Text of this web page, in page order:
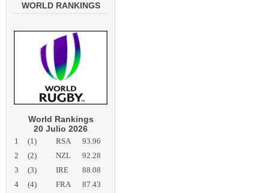
WORLD RANKINGS
World Rankings
20 Julio 2026
1 (1) RSA
93.96
2
(2) NZL
92.28
3
(3) IRE
88.08
4
(4) FRA
87.43